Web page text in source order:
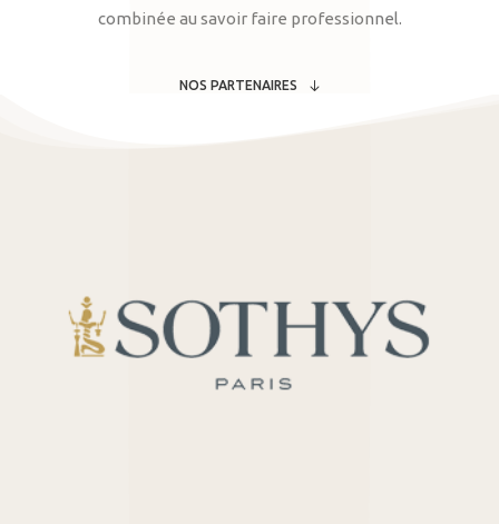
combinée au savoir faire professionnel.
NOS PARTENAIRES